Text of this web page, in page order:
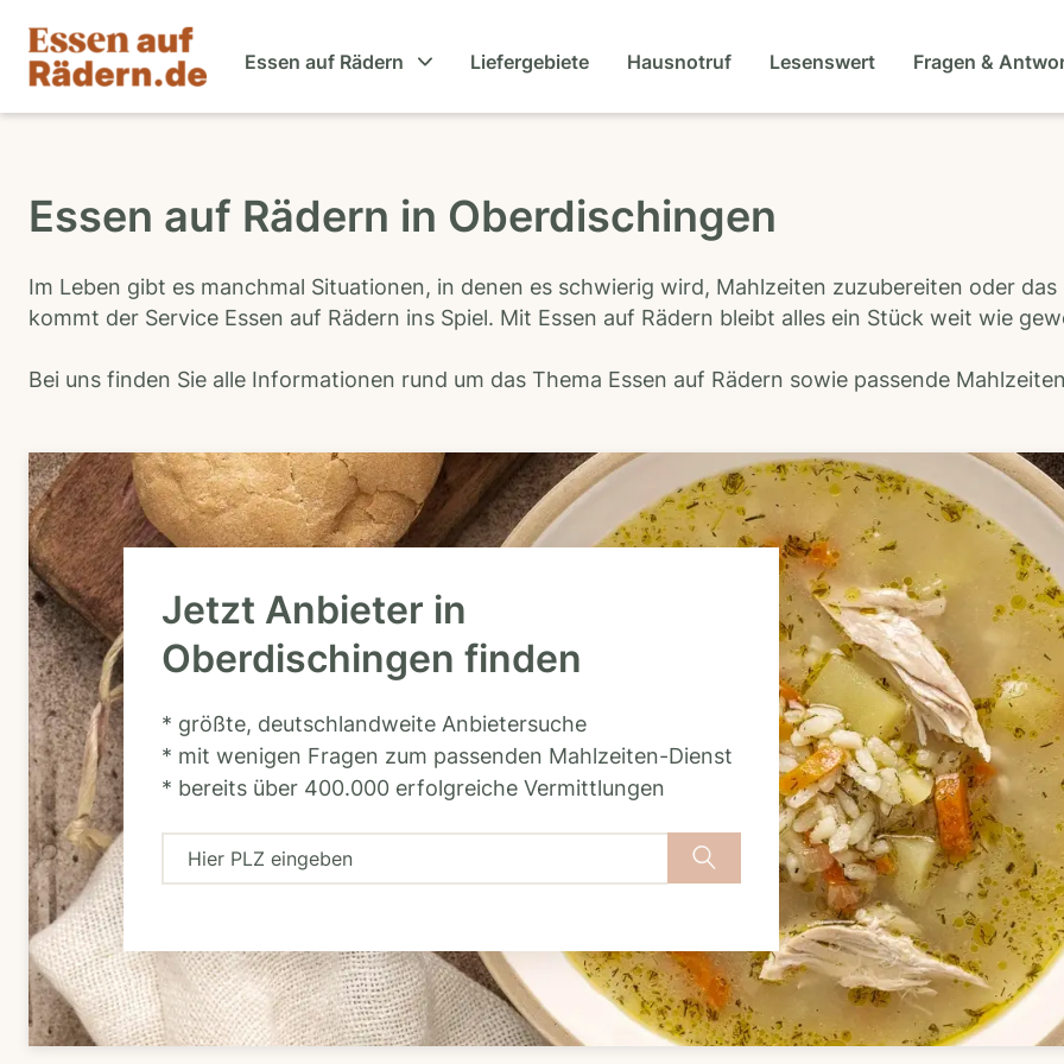
Essen auf Rädern Liefergebiete Hausnotruf Lesenswert Fragen &
Essen auf Rädern in Oberdischingen
Im Leben gibt es manchmal Situationen, in denen es schwierig wird, Mahlzeiten zuzubereiten oder
kommt der Service Essen auf Rädern ins Spiel. Mit Essen auf Rädern bleibt alles ein Stück weit wie
Bei uns finden Sie alle Informationen rund um das Thema Essen auf Rädern sowie passende
Jetzt Anbieter in
Oberdischingen finden
* größte, deutschlandweite Anbietersuche
* mit wenigen Fragen zum passenden Mahlzeiten-Dienst
* bereits über 400.000 erfolgreiche Vermittlungen
H
r
P
L